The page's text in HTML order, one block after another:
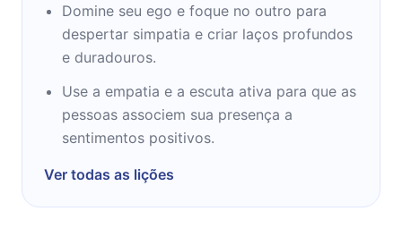
Domine seu ego e foque no outro para
despertar simpatia e criar laços profundos
e duradouros.
Use a empatia e a escuta ativa para que as
pessoas associem sua presença a
sentimentos positivos.
Ver todas as lições